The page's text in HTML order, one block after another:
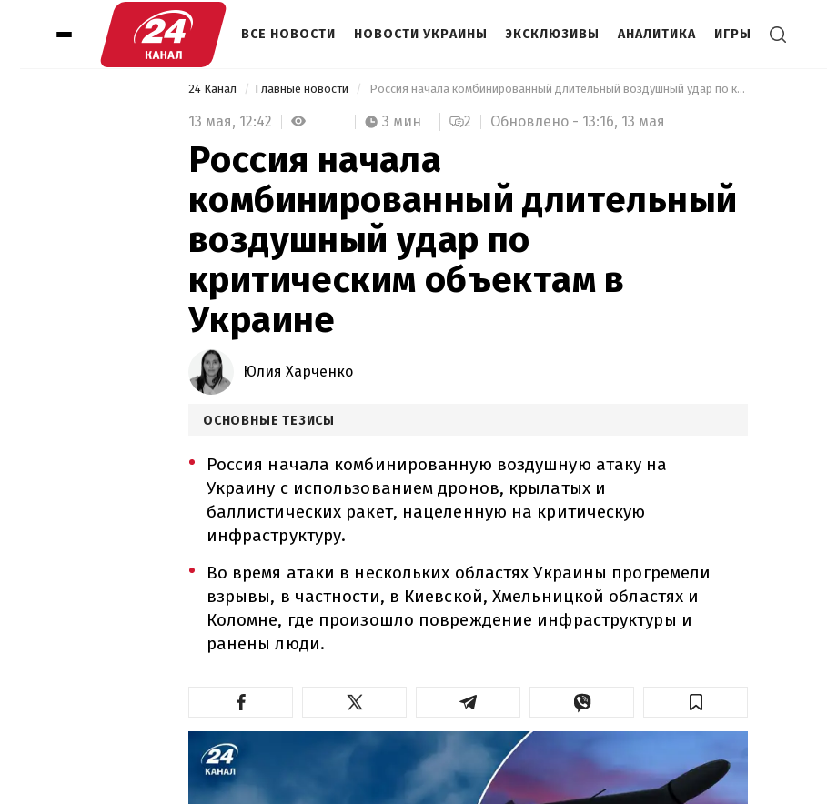
ВСЕ НОВОСТИ НОВОСТИ УКРАИНЫ ЭКСКЛЮЗИВЫ АНАЛИТИКА ИГРЫ
24 Канал Главные новости Россия начала комбинированный длительный воздушный удар по критическим объектам в Украине
13 мая, 12:42 3 мин 2 Обновлено - 13:16, 13 мая
Россия начала
комбинированный длительный
воздушный удар по
критическим объектам в
Украине
Юлия Харченко
ОСНОВНЫЕ ТЕЗИСЫ
Россия начала комбинированную воздушную атаку на
Украину с использованием дронов, крылатых и
баллистических ракет, нацеленную на критическую
инфраструктуру.
Во время атаки в нескольких областях Украины прогремели
взрывы, в частности, в Киевской, Хмельницкой областях и
Коломне, где произошло повреждение инфраструктуры и
ранены люди.